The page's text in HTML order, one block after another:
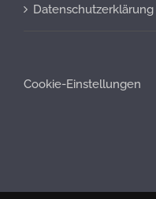
Datenschutzerklärung
Cookie-Einstellungen